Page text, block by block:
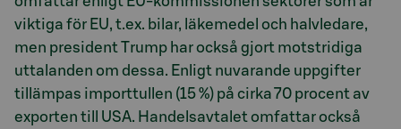
viktiga för EU, t.ex. bilar, läkemedel och halvledare,
men president Trump har också gjort motstridiga
uttalanden om dessa. Enligt nuvarande uppgifter
tillämpas importtullen (15 %) på cirka 70 procent av
exporten till USA. Handelsavtalet omfattar också